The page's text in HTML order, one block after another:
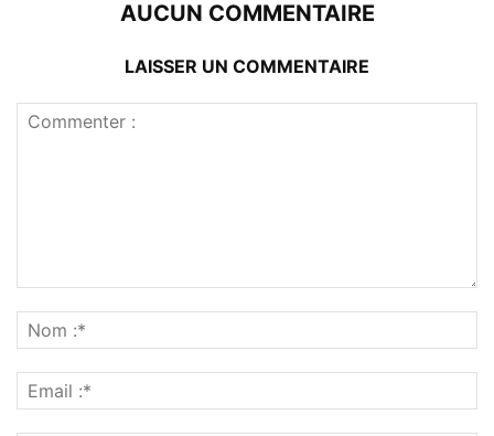
AUCUN COMMENTAIRE
LAISSER UN COMMENTAIRE